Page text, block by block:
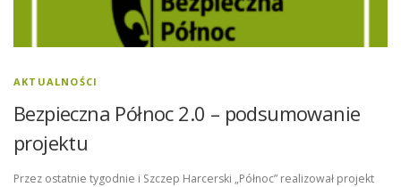
AKTUALNOŚCI
Bezpieczna Północ 2.0 – podsumowanie
projektu
Przez ostatnie tygodnie i Szczep Harcerski „Północ” realizował projekt